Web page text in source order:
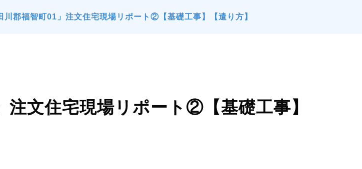
川郡福智町01」注文住宅現場リポート②【基礎工事】【遣り方】
注文住宅現場リポート②【基礎工事】